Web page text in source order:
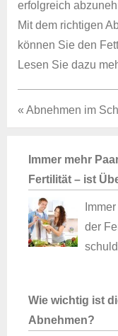
erfolgreich
Mit dem richtigen
können Sie den
Lesen Sie dazu
« Abnehmen im
Immer mehr
Fertilität – ist
der
Wie wichtig ist
Abnehmen?